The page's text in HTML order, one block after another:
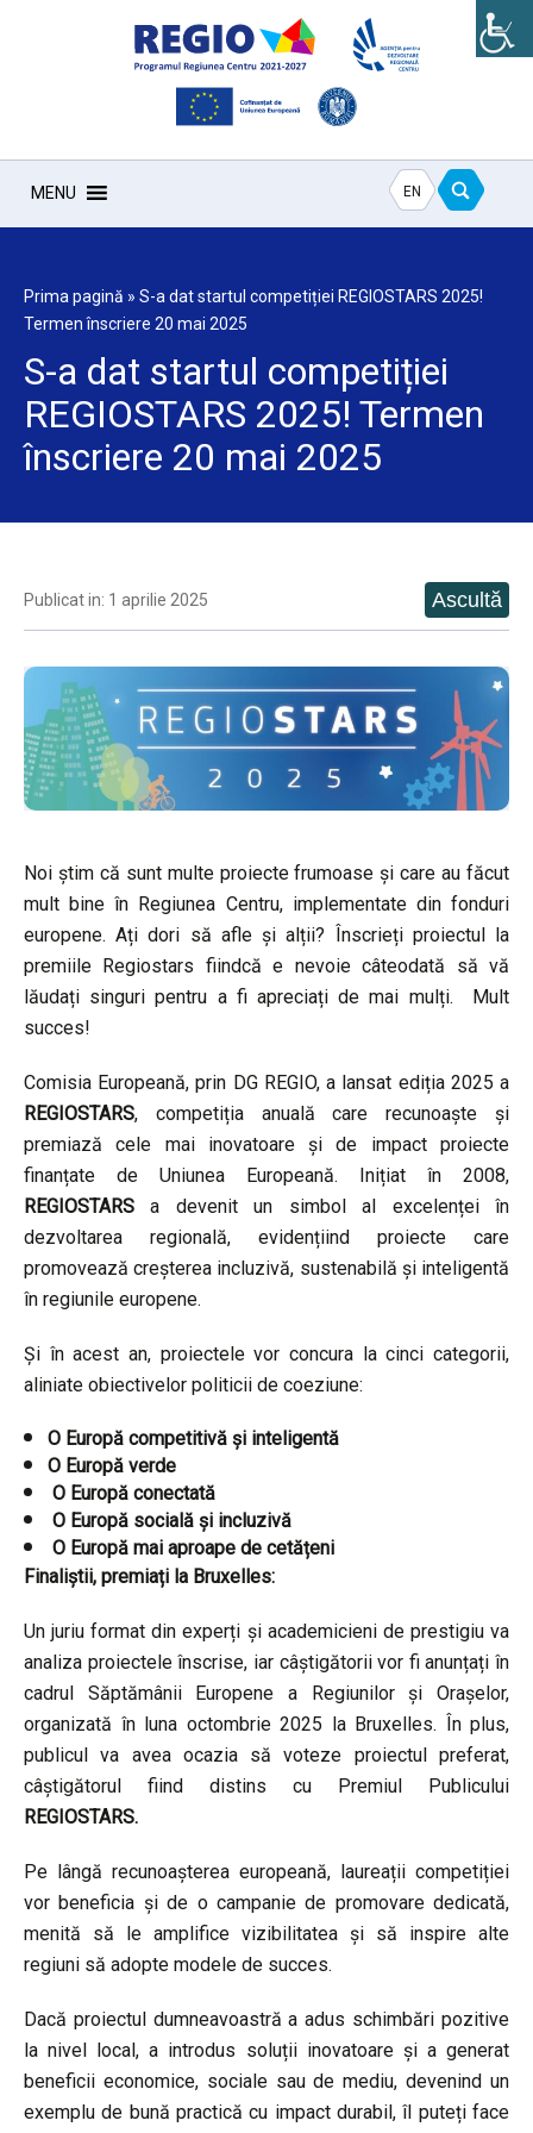
MENU EN
Prima pagină » S-a dat startul competiției REGIOSTARS 2025!
Termen înscriere 20 mai 2025
S-a dat startul competiției
REGIOSTARS 2025! Termen
înscriere 20 mai 2025
Publicat in: 1 aprilie 2025
Noi știm că sunt multe proiecte frumoase și care au făcut
mult bine în Regiunea Centru, implementate din fonduri
europene. Ați dori să afle și alții? Înscrieți proiectul la
premiile Regiostars fiindcă e nevoie câteodată să vă
lăudați singuri pentru a fi apreciați de mai mulți. Mult
succes!
Comisia Europeană, prin DG REGIO, a lansat ediția 2025 a
REGIOSTARS, competiția anuală care recunoaște și
premiază cele mai inovatoare și de impact proiecte
finanțate de Uniunea Europeană. Inițiat în 2008,
REGIOSTARS a devenit un simbol al excelenței în
dezvoltarea regională, evidențiind proiecte care
promovează creșterea incluzivă, sustenabilă și inteligentă
în regiunile europene.
Și în acest an, proiectele vor concura la cinci categorii,
aliniate obiectivelor politicii de coeziune:
O Europă competitivă și inteligentă
O Europă verde
O Europă conectată
O Europă socială și incluzivă
O Europă mai aproape de cetățeni
Finaliștii, premiați la Bruxelles:
Un juriu format din experți și academicieni de prestigiu va
analiza proiectele înscrise, iar câștigătorii vor fi anunțați în
cadrul Săptămânii Europene a Regiunilor și Orașelor,
organizată în luna octombrie 2025 la Bruxelles. În plus,
publicul va avea ocazia să voteze proiectul preferat,
câștigătorul fiind distins cu Premiul Publicului
REGIOSTARS.
Pe lângă recunoașterea europeană, laureații competiției
vor beneficia și de o campanie de promovare dedicată,
menită să le amplifice vizibilitatea și să inspire alte
regiuni să adopte modele de succes.
Dacă proiectul dumneavoastră a adus schimbări pozitive
la nivel local, a introdus soluții inovatoare și a generat
beneficii economice, sociale sau de mediu, devenind un
exemplu de bună practică cu impact durabil, îl puteți face